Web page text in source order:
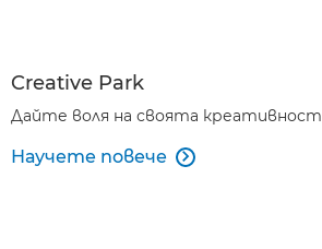
Creative Park
Дайте воля на своята креативност
Научете повече 